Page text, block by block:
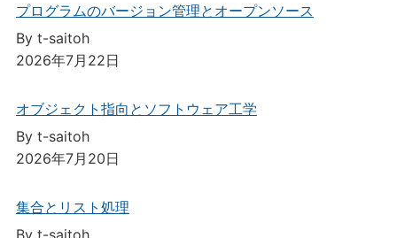
プログラムのバージョン管理とオープンソース
By t-saitoh
2026年7月22日
オブジェクト指向とソフトウェア工学
By t-saitoh
2026年7月20日
集合とリスト処理
By t-saitoh